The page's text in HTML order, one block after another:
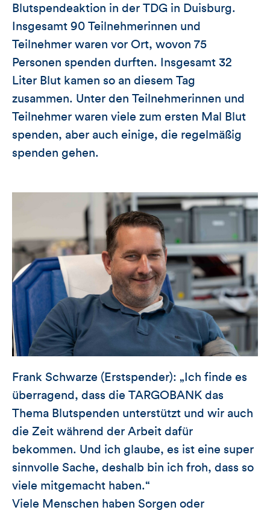
Blutspendeaktion in der TDG in Duisburg.
Insgesamt 90 Teilnehmerinnen und
Teilnehmer waren vor Ort, wovon 75
Personen spenden durften. Insgesamt 32
Liter Blut kamen so an diesem Tag
zusammen. Unter den Teilnehmerinnen und
Teilnehmer waren viele zum ersten Mal Blut
spenden, aber auch einige, die regelmäßig
spenden gehen.
Frank Schwarze (Erstspender): „Ich finde es
überragend, dass die TARGOBANK das
Thema Blutspenden unterstützt und wir auch
die Zeit während der Arbeit dafür
bekommen. Und ich glaube, es ist eine super
sinnvolle Sache, deshalb bin ich froh, dass so
viele mitgemacht haben.“
Viele Menschen haben Sorgen oder